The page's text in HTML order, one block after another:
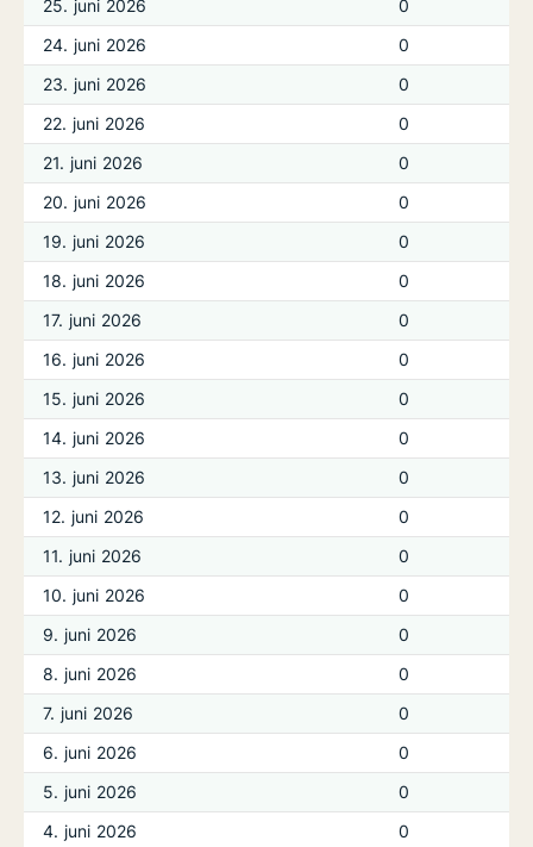
25. juni 2026
0
24. juni 2026
0
23. juni 2026
0
22. juni 2026
0
21. juni 2026
0
20. juni 2026
0
19. juni 2026
0
18. juni 2026
0
17. juni 2026
0
16. juni 2026
0
15. juni 2026
0
14. juni 2026
0
13. juni 2026
0
12. juni 2026
0
11. juni 2026
0
10. juni 2026
0
9. juni 2026
0
8. juni 2026
0
7. juni 2026
0
6. juni 2026
0
5. juni 2026
0
4. juni 2026
0